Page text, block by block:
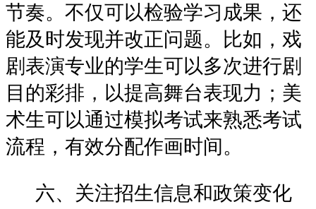
节奏。不仅可以检验学习成果，还
能及时发现并改正问题。比如，戏
剧表演专业的学生可以多次进行剧
目的彩排，以提高舞台表现力；美
术生可以通过模拟考试来熟悉考试
流程，有效分配作画时间。
六、关注招生信息和政策变化